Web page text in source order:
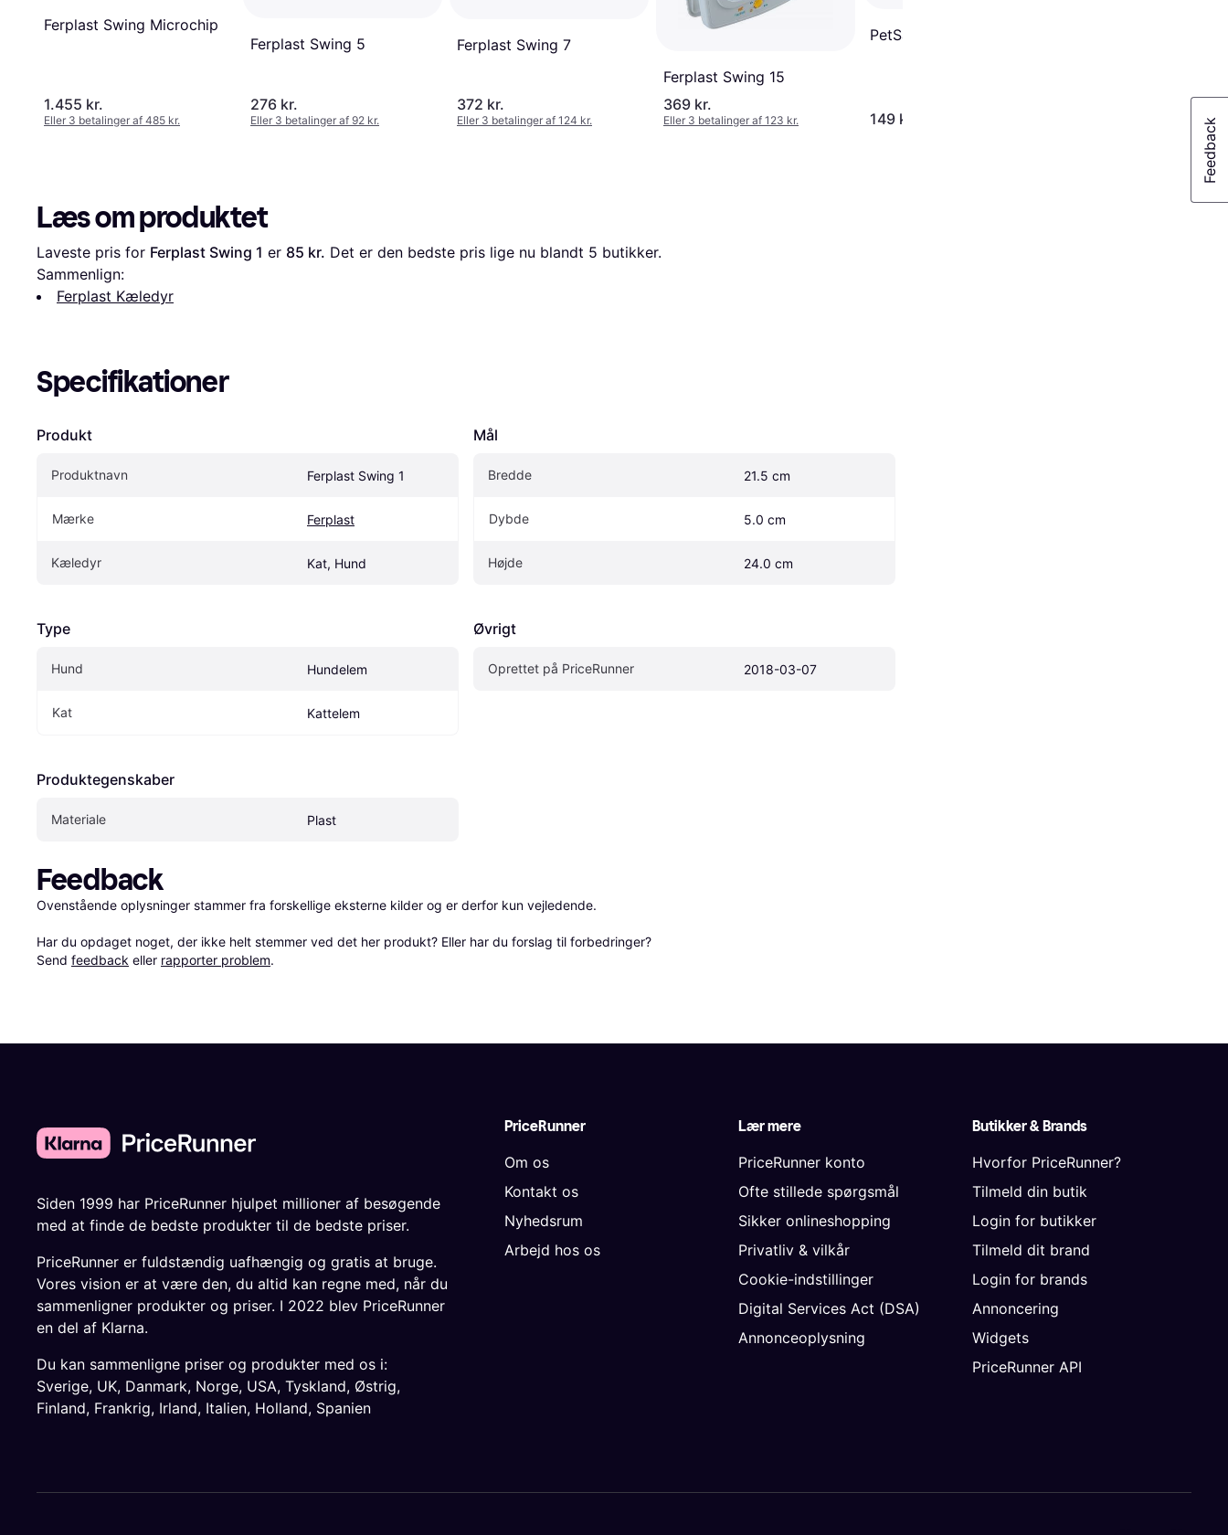
Ferplast Swing Microchip
1.455 kr.
Eller 3 betalinger af 485 kr.
Ferplast Swing 5
276 kr.
Eller 3 betalinger af 92 kr.
Ferplast Swing 7
372 kr.
Eller 3 betalinger af 124 kr.
Ferplast Swing 15
369 kr.
Eller 3 betalinger af 123 kr.
PetSafe Staywell 730
149 kr. Eller 3 betalinger af 56 kr.
Læs om produktet
Laveste pris for Ferplast Swing 1 er 85 kr. Det er den bedste pris lige nu blandt 5 butikker.
Sammenlign:
Ferplast Kæledyr
Specifikationer
Produkt
Produktnavn Ferplast Swing 1
Mærke Ferplast
Kæledyr Kat, Hund
Type
Hund Hundelem
Kat Kattelem
Produktegenskaber
Materiale Plast
Mål
Bredde 21.5 cm
Dybde 5.0 cm
Højde 24.0 cm
Øvrigt
Oprettet på PriceRunner 2018-03-07
Feedback
Ovenstående oplysninger stammer fra forskellige eksterne kilder og er derfor kun vejledende.
Har du opdaget noget, der ikke helt stemmer ved det her produkt? Eller har du forslag til forbedringer?
Send feedback eller rapporter problem.
PriceRunner
Om os
Kontakt os
Nyhedsrum
Arbejd hos os
Lær mere
PriceRunner konto
Ofte stillede spørgsmål
Sikker onlineshopping
Privatliv & vilkår
Cookie-indstillinger
Digital Services Act (DSA)
Annonceoplysning
Butikker & Brands
Hvorfor PriceRunner?
Tilmeld din butik
Login for butikker
Tilmeld dit brand
Login for brands
Annoncering
Widgets
PriceRunner API
Siden 1999 har PriceRunner hjulpet millioner af besøgende
med at finde de bedste produkter til de bedste priser.
PriceRunner er fuldstændig uafhængig og gratis at bruge.
Vores vision er at være den, du altid kan regne med, når du
sammenligner produkter og priser. I 2022 blev PriceRunner
en del af Klarna.
Du kan sammenligne priser og produkter med os i:
Sverige, UK, Danmark, Norge, USA, Tyskland, Østrig,
Finland, Frankrig, Irland, Italien, Holland, Spanien